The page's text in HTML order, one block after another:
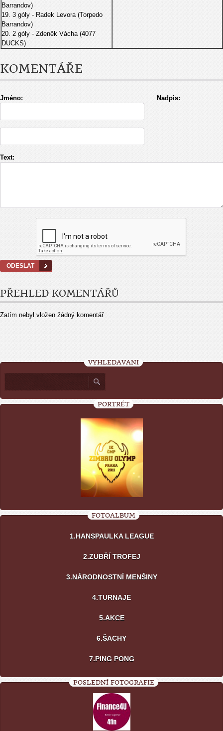
Barrandov)
19. 3 góly - Radek Levora (Torpedo
Barrandov)
20. 2 góly - Zdeněk Vácha (4077
DUCKS)
KOMENTÁŘE
Jméno: Nadpis:
Text:
PŘEHLED KOMENTÁŘŮ
Zatím nebyl vložen žádný komentář
VYHLEDÁVÁNÍ
PORTRÉT
FOTOALBUM
1.HANSPAULKA LEAGUE
2.ZUBŘÍ TROFEJ
3.NÁRODNOSTNÍ MENŠINY
4.TURNAJE
5.AKCE
6.ŠACHY
7.PING PONG
POSLEDNÍ FOTOGRAFIE